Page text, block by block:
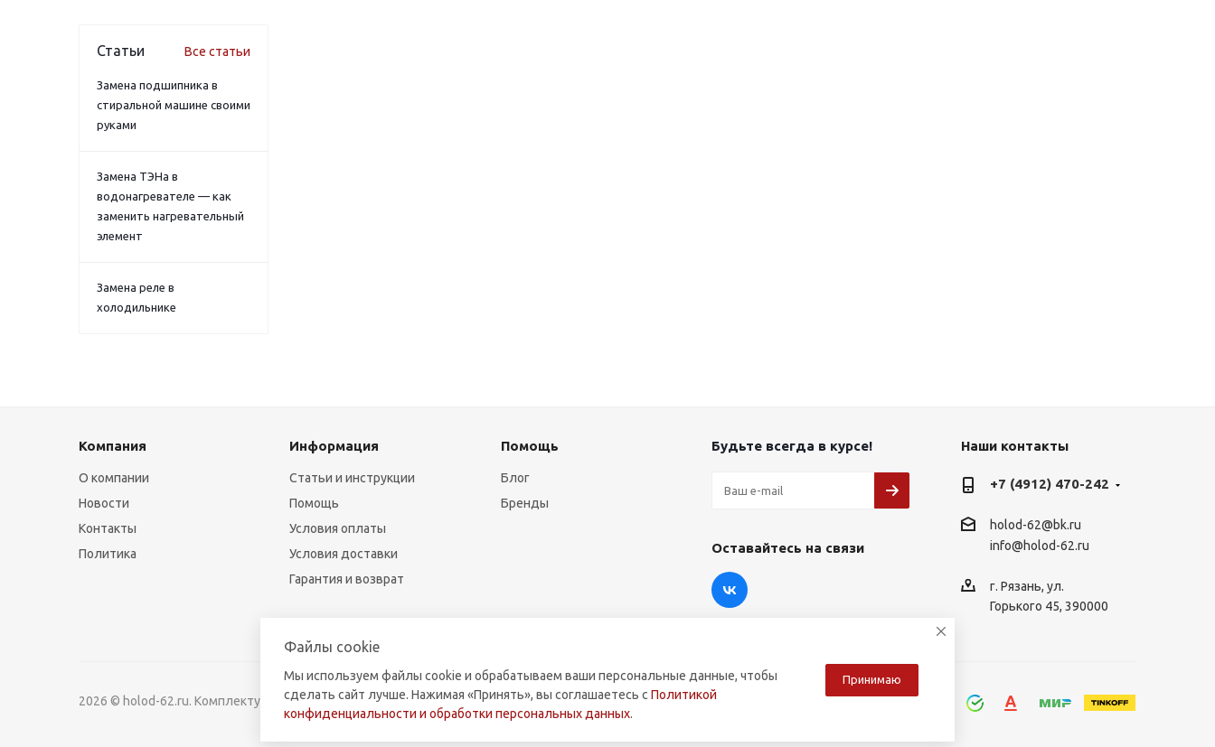
Статьи Все статьи
Замена подшипника в
стиральной машине своими
руками
Замена ТЭНа в
водонагревателе — как
заменить нагревательный
элемент
Замена реле в
холодильнике
Компания
О компании
Новости
Контакты
Политика
Информация
Статьи и инструкции
Помощь
Условия оплаты
Условия доставки
Гарантия и возврат
Помощь
Блог
Бренды
Будьте всегда в курсе!
Оставайтесь на связи
Наши контакты
+7 (4912) 470-242
holod-62@bk.ru
info@holod-62.ru
г. Рязань, ул.
Горького 45, 390000
2026 © holod-62.ru. Комплектующие для бытовой и коммерческой техники.
Файлы cookie
Мы используем файлы cookie и обрабатываем ваши персональные данные, чтобы
сделать сайт лучше. Нажимая «Принять», вы соглашаетесь с Политикой
конфиденциальности и обработки персональных данных.
Принимаю